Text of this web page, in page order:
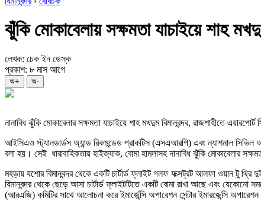
ঝুঁকি মোকাবেলায় সক্ষমতা যাচাইয়ে শাহ
লেখক: চেক ইন ডেস্ক
প্রকাশ: ৮ মাস আগে
অ+ অ-
নানাবিধ ঝুঁকি মোকাবেলার সক্ষমতা যাচাইয়ে শাহ মখদুম বিমানবন্দর, রাজশাহীতে
আইসিএও স্ট্যানডার্ডস অ্যান্ড রিকমন্ডেড প্রাকটিস (এসএআরপি) এবং ন্যাশনাল সিভিল
বলা হয়। সেই ধারাবাহিকতায় হাইজ্যাক, বোমা হামলাসহ নানাবিধ ঝুঁকি মোকাবেলার
মহড়ায় যশোর বিমানবন্দর থেকে একটি চার্টার্ড ফ্লাইট গলফ ফক্সট্রট আলফা ওয়ান টু থ্রি
বিমানবন্দর থেকে ছেড়ে আসা চার্টার্ড ফ্লাইটটিতে একটি বোমা রাখা আছে এবং যেকোনো
(আরএজি) কমিটির সাথে আলোচনা করে ইমার্জেন্সি অপারেশন সেন্টার ইমারজেন্সি